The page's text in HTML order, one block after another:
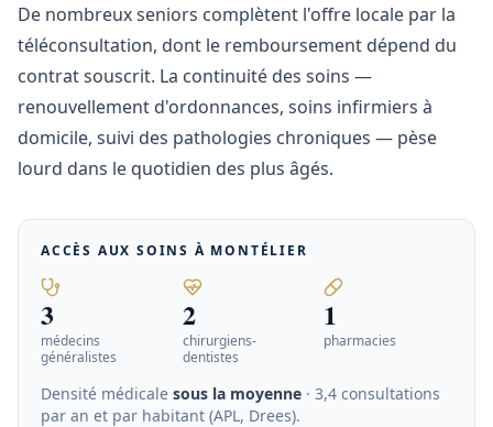
De nombreux seniors complètent l'offre locale par la
téléconsultation, dont le remboursement dépend du
contrat souscrit. La continuité des soins —
renouvellement d'ordonnances, soins infirmiers à
domicile, suivi des pathologies chroniques — pèse
lourd dans le quotidien des plus âgés.
ACCÈS AUX SOINS À MONTÉLIER
3
médecins
généralistes
2
chirurgiens-
dentistes
1
pharmacies
Densité médicale sous la moyenne · 3,4 consultations
par an et par habitant (APL, Drees).